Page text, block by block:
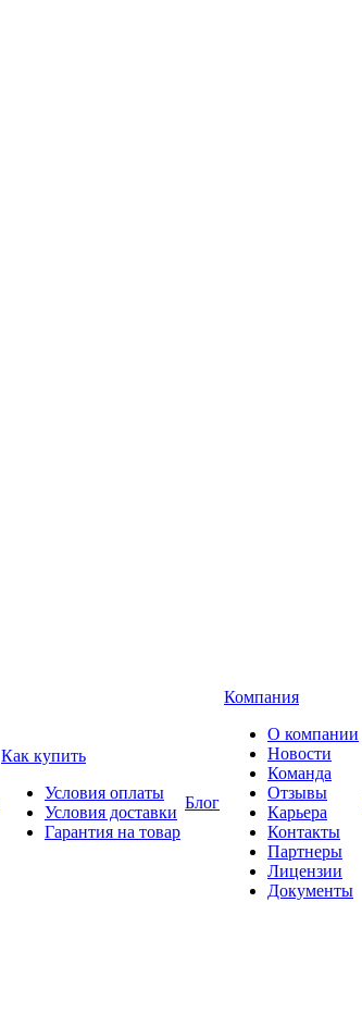
Как купить
Условия оплаты
Условия доставки
Гарантия на товар
Блог
Компания
О компании
Новости
Команда
Отзывы
Карьера
Контакты
Партнеры
Лицензии
Документы